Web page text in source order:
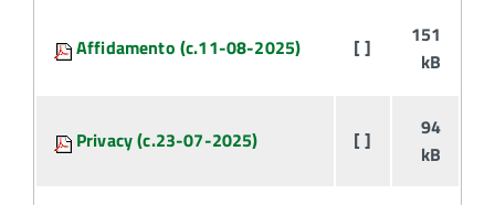
Affidamento (c.11-08-2025) [ ]
151
kB
Privacy (c.23-07-2025) [ ]
94
kB